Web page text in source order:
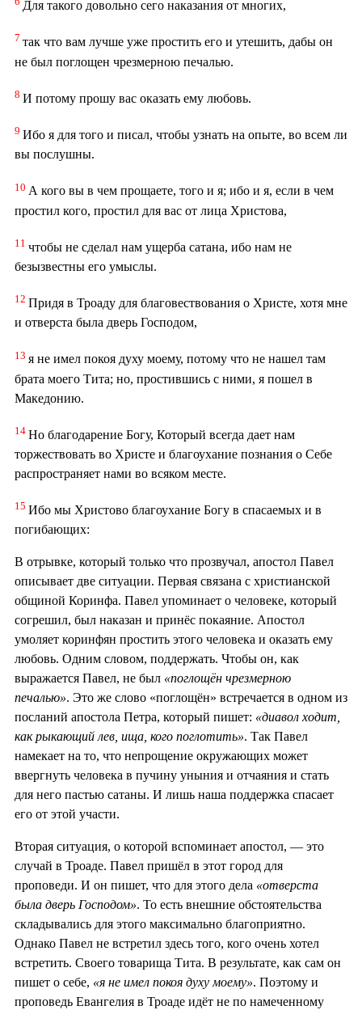
Для такого довольно сего наказания от многих,
7 так что вам лучше уже простить его и утешить, дабы он
не был поглощен чрезмерною печалью.
8 И потому прошу вас оказать ему любовь.
9 Ибо я для того и писал, чтобы узнать на опыте, во всем ли
вы послушны.
10 А кого вы в чем прощаете, того и я; ибо и я, если в чем
простил кого, простил для вас от лица Христова,
11 чтобы не сделал нам ущерба сатана, ибо нам не
безызвестны его умыслы.
12 Придя в Троаду для благовествования о Христе, хотя мне
и отверста была дверь Господом,
13 я не имел покоя духу моему, потому что не нашел там
брата моего Тита; но, простившись с ними, я пошел в
Македонию.
14 Но благодарение Богу, Который всегда дает нам
торжествовать во Христе и благоухание познания о Себе
распространяет нами во всяком месте.
15 Ибо мы Христово благоухание Богу в спасаемых и в
погибающих:
В отрывке, который только что прозвучал, апостол Павел
описывает две ситуации. Первая связана с христианской
общиной Коринфа. Павел упоминает о человеке, который
согрешил, был наказан и принёс покаяние. Апостол
умоляет коринфян простить этого человека и оказать ему
любовь. Одним словом, поддержать. Чтобы он, как
выражается Павел, не был «поглощён чрезмерною
печалью». Это же слово «поглощён» встречается в одном из
посланий апостола Петра, который пишет: «диавол ходит,
как рыкающий лев, ища, кого поглотить». Так Павел
намекает на то, что непрощение окружающих может
ввергнуть человека в пучину уныния и отчаяния и стать
для него пастью сатаны. И лишь наша поддержка спасает
его от этой участи.
Вторая ситуация, о которой вспоминает апостол, — это
случай в Троаде. Павел пришёл в этот город для
проповеди. И он пишет, что для этого дела «отверста
была дверь Господом». То есть внешние обстоятельства
складывались для этого максимально благоприятно.
Однако Павел не встретил здесь того, кого очень хотел
встретить. Своего товарища Тита. В результате, как сам он
пишет о себе, «я не имел покоя духу моему». Поэтому и
проповедь Евангелия в Троаде идёт не по намеченному